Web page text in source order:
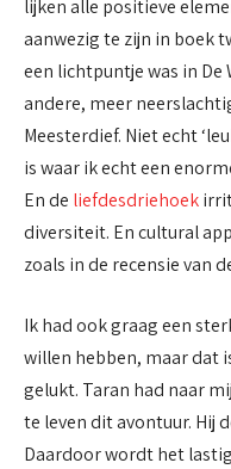
lijken alle positieve
aanwezig te zijn in boek
een lichtpuntje was in
andere, meer
Meesterdief. Niet echt
is waar ik echt een
En de liefdesdriehoek
diversiteit. En cultural
zoals in de recensie van
Ik had ook graag een
willen hebben, maar dat
gelukt. Taran had naar
te leven dit avontuur. Hij
Daardoor wordt het